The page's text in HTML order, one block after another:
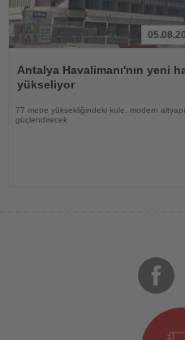
Oku
Antalya Havalimanı'nın yeni
yükseliyor
77 metre yüksekliğindeki kule, modern
güçlendirecek